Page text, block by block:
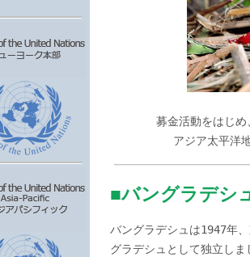
募金活動をはじ
アジア太平洋
■バングラデシ
バングラデシュは1947年
グラデシュとして独立し